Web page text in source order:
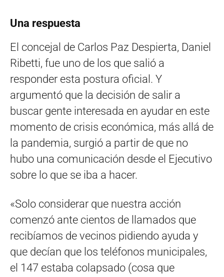
Una respuesta
El concejal de Carlos Paz Despierta, Daniel
Ribetti, fue uno de los que salió a
responder esta postura oficial. Y
argumentó que la decisión de salir a
buscar gente interesada en ayudar en este
momento de crisis económica, más allá de
la pandemia, surgió a partir de que no
hubo una comunicación desde el Ejecutivo
sobre lo que se iba a hacer.
«Solo considerar que nuestra acción
comenzó ante cientos de llamados que
recibíamos de vecinos pidiendo ayuda y
que decían que los teléfonos municipales,
el 147 estaba colapsado (cosa que